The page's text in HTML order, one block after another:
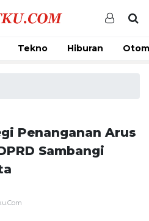
Tekno Hiburan
Penanganan Arus
Sambangi